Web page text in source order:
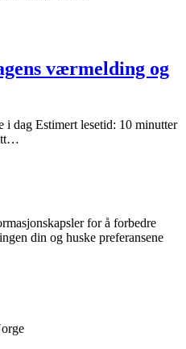
værmelding og
dag Estimert lesetid: 10 minutter
for å forbedre
din og huske preferansene